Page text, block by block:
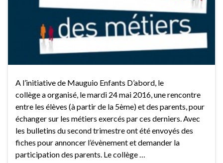
A l’initiative de Mauguio Enfants D’abord, le
collège a organisé, le mardi 24 mai 2016, une rencontre
entre les élèves (à partir de la 5ème) et des parents, pour
échanger sur les métiers exercés par ces derniers. Avec
les bulletins du second trimestre ont été envoyés des
fiches pour annoncer l’évènement et demander la
participation des parents. Le collège …